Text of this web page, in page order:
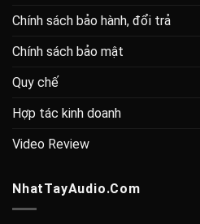
Chính sách bảo hành, đổi trả
Chính sách bảo mật
Quy chế
Hợp tác kinh doanh
Video Review
NhatTayAudio.Com